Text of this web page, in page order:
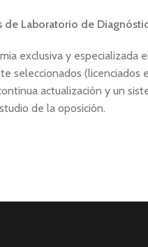
de Laboratorio de
exclusiva y especializada
seleccionados (licenciados
actualización y un
de la oposición.